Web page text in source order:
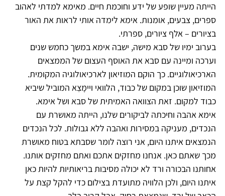
הייתה מעיין שופע של ידע וחוכמת חיים. מאימא למדתי לאהוב
ספרים, צבעים, אומנות. אימא לימדה אותי לראות את האור
בציורים – אלף ציורים, ספרתי.
בערוב ימיו של סבא מישה, ישבה אימא במשך כחמש שנים
וערכה ומיינה עם סבא את האוסף העצום של הממצאים
הארכיאולוגיים. כך הוקם המוזיאון לארכיאולוגיה המקומית.
המוזיאון שוכן במקום של כבוד, הלוואי ויימָצֵא המוביל שיביא
כבוד למקום. זאת הצוואה האמיתית של סבא ושל אימא.
אימא אהבה וחיכתה לביקורים שלנו, הייתה מאושרת עם
הנכדים, מעניקה במסירות ואהבה ללא גבולות. לכל הנכדים
הנמצאים איתנו היום, אני רוצה לומר שסבתא בטוח מאושרת
מכך שאתם כאן. אנחנו מחזקים אתכם ואתם מחזקים אותנו.
אחותנו הבכורה ורד לא יכולה מסיבות בריאותיות להיות כאן
איתנו היום, ולכן הלוויה מתועדת בצילום כדי להקל קצת על